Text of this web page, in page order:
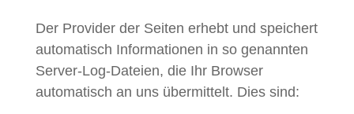
Der Provider der Seiten erhebt und speichert
automatisch Informationen in so genannten
Server-Log-Dateien, die Ihr Browser
automatisch an uns übermittelt. Dies sind: